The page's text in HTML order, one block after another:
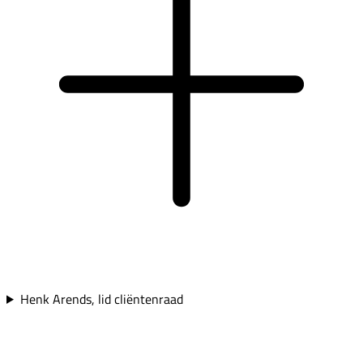
Henk Arends, lid cliëntenraad